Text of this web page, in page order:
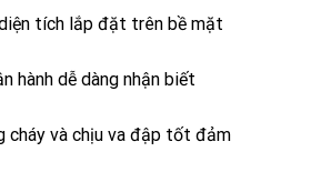
tích lắp đặt trên bề mặt
hành dễ dàng nhận biết
cháy và chịu va đập tốt đảm